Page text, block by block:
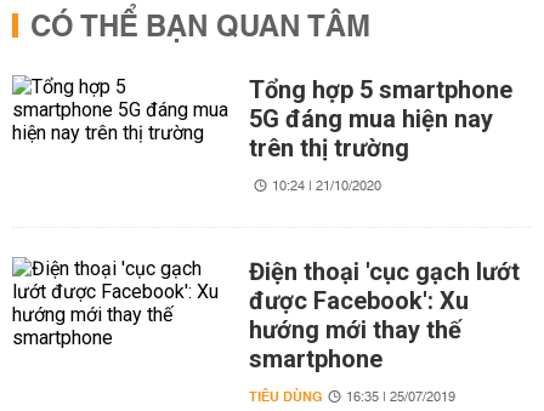
CÓ THỂ BẠN QUAN TÂM
Tổng hợp 5 smartphone
5G đáng mua hiện nay
trên thị trường
10:24 | 21/10/2020
Điện thoại 'cục gạch lướt
được Facebook': Xu
hướng mới thay thế
smartphone
TIÊU DÙNG 16:35 | 25/07/2019